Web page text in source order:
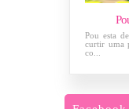
Pou esta
curtir uma
co...